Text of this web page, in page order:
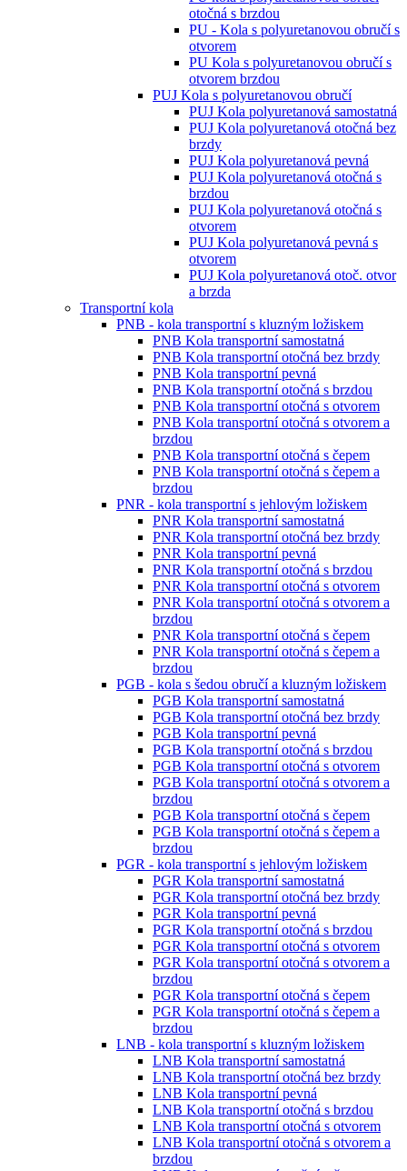
otočná s brzdou
PU - Kola s polyuretanovou obručí s
otvorem
PU Kola s polyuretanovou obručí s
otvorem brzdou
PUJ Kola s polyuretanovou obručí
PUJ Kola polyuretanová samostatná
PUJ Kola polyuretanová otočná bez
brzdy
PUJ Kola polyuretanová pevná
PUJ Kola polyuretanová otočná s
brzdou
PUJ Kola polyuretanová otočná s
otvorem
PUJ Kola polyuretanová pevná s
otvorem
PUJ Kola polyuretanová otoč. otvor
a brzda
Transportní kola
PNB - kola transportní s kluzným ložiskem
PNB Kola transportní samostatná
PNB Kola transportní otočná bez brzdy
PNB Kola transportní pevná
PNB Kola transportní otočná s brzdou
PNB Kola transportní otočná s otvorem
PNB Kola transportní otočná s otvorem a
brzdou
PNB Kola transportní otočná s čepem
PNB Kola transportní otočná s čepem a
brzdou
PNR - kola transportní s jehlovým ložiskem
PNR Kola transportní samostatná
PNR Kola transportní otočná bez brzdy
PNR Kola transportní pevná
PNR Kola transportní otočná s brzdou
PNR Kola transportní otočná s otvorem
PNR Kola transportní otočná s otvorem a
brzdou
PNR Kola transportní otočná s čepem
PNR Kola transportní otočná s čepem a
brzdou
PGB - kola s šedou obručí a kluzným ložiskem
PGB Kola transportní samostatná
PGB Kola transportní otočná bez brzdy
PGB Kola transportní pevná
PGB Kola transportní otočná s brzdou
PGB Kola transportní otočná s otvorem
PGB Kola transportní otočná s otvorem a
brzdou
PGB Kola transportní otočná s čepem
PGB Kola transportní otočná s čepem a
brzdou
PGR - kola transportní s jehlovým ložiskem
PGR Kola transportní samostatná
PGR Kola transportní otočná bez brzdy
PGR Kola transportní pevná
PGR Kola transportní otočná s brzdou
PGR Kola transportní otočná s otvorem
PGR Kola transportní otočná s otvorem a
brzdou
PGR Kola transportní otočná s čepem
PGR Kola transportní otočná s čepem a
brzdou
LNB - kola transportní s kluzným ložiskem
LNB Kola transportní samostatná
LNB Kola transportní otočná bez brzdy
LNB Kola transportní pevná
LNB Kola transportní otočná s brzdou
LNB Kola transportní otočná s otvorem
LNB Kola transportní otočná s otvorem a
brzdou